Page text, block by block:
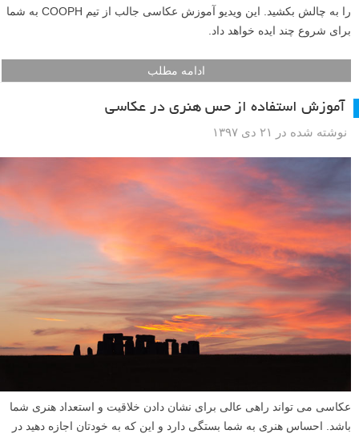
را به چالش بکشید. این ویدیو آموزش عکاسی جالب از تیم COOPH به شما
برای شروع چند ایده خواهد داد.
ادامه مطلب
آموزش استفاده از حس هنری در عکاسی
نوشته شده در ۲۱ دی ۱۳۹۷
عکاسی می تواند راهی عالی برای نشان دادن خلاقیت و استعداد هنری شما
باشد. احساس هنری به شما بستگی دارد و این که به خودتان اجازه دهید در